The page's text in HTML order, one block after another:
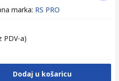
marka: RS PRO
PDV-a)
Dodaj u košaricu